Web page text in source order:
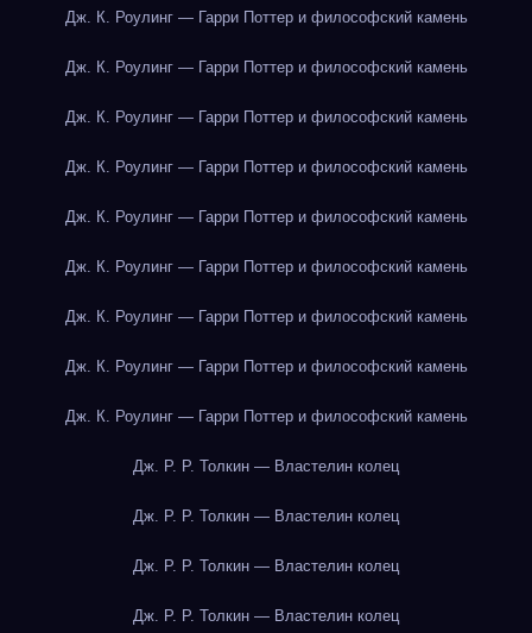
Дж. К. Роулинг — Гарри Поттер и философский камень
Дж. К. Роулинг — Гарри Поттер и философский камень
Дж. К. Роулинг — Гарри Поттер и философский камень
Дж. К. Роулинг — Гарри Поттер и философский камень
Дж. К. Роулинг — Гарри Поттер и философский камень
Дж. К. Роулинг — Гарри Поттер и философский камень
Дж. К. Роулинг — Гарри Поттер и философский камень
Дж. К. Роулинг — Гарри Поттер и философский камень
Дж. К. Роулинг — Гарри Поттер и философский камень
Дж. Р. Р. Толкин — Властелин колец
Дж. Р. Р. Толкин — Властелин колец
Дж. Р. Р. Толкин — Властелин колец
Дж. Р. Р. Толкин — Властелин колец